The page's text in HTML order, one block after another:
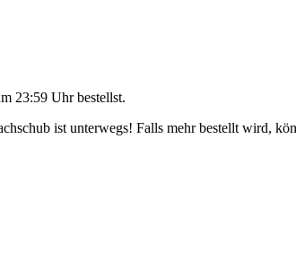
23:59 Uhrbestellst.
ist unterwegs! Falls mehr bestellt wird,